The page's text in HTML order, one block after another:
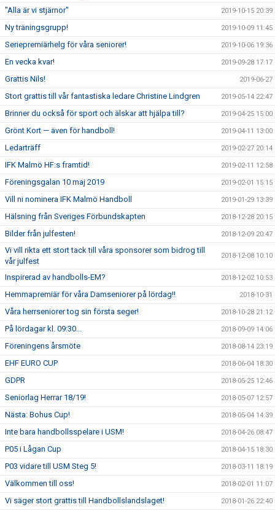
"Alla är vi stjärnor" 2019-10-15 20:39
Ny träningsgrupp! 2019-10-09 11:45
Seriepremiärhelg för våra seniorer! 2019-10-06 19:36
En vecka kvar! 2019-09-28 17:17
Grattis Nils! 2019-06-27
Stort grattis till vår fantastiska ledare Christine Lindgren 2019-05-14 22:47
Brinner du också för sport och älskar att hjälpa till? 2019-04-25 15:00
Grönt Kort — även för handboll! 2019-04-11 13:00
Ledarträff 2019-02-27 20:14
IFK Malmö HF:s framtid! 2019-02-11 12:58
Föreningsgalan 10 maj 2019 2019-02-01 15:15
Vill ni nominera IFK Malmö Handboll 2019-01-29 13:39
Hälsning från Sveriges Förbundskapten 2018-12-28 20:15
Bilder från julfesten! 2018-12-09 20:47
Vi vill rikta ett stort tack till våra sponsorer som bidrog till
vår julfest
2018-12-08 10:10
Inspirerad av handbolls-EM? 2018-12-02 10:53
Hemmapremiär för våra Damseniorer på lördag!! 2018-10-31
Våra herrseniorer tog sin första seger! 2018-10-28 21:12
På lördagar kl. 09:30... 2018-09-09 14:06
Föreningens årsmöte 2018-08-14 23:19
EHF EURO CUP 2018-06-04 18:30
GDPR 2018-05-25 12:46
Seniorlag Herrar 18/19! 2018-05-07 12:57
Nästa: Bohus Cup! 2018-05-04 14:39
Inte bara handbollsspelare i USM! 2018-04-26 08:47
P05 i Lågan Cup 2018-04-15 18:30
P03 vidare till USM Steg 5! 2018-03-11 18:19
Välkommen till oss! 2018-02-01 11:07
Vi säger stort grattis till Handbollslandslaget! 2018-01-26 22:40